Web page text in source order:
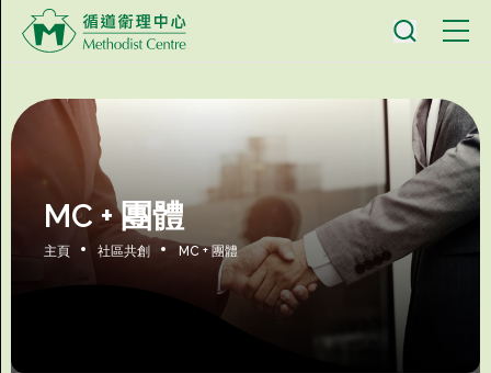
MC + 團體
主頁 社區共創 MC + 團體